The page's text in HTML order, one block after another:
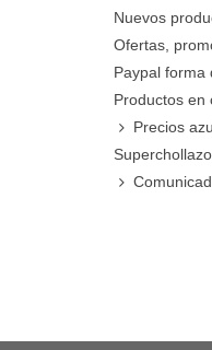
Nuevos
Ofertas,
Paypal forma
Productos en
Precios
Superchollazo